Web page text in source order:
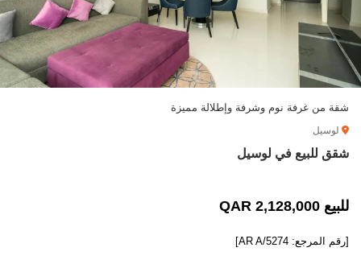
شقة من غرفة نوم وشرفة وإطلالة مميزة
لوسيل
شقق للبيع في لوسيل
للبيع 2,128,000 QAR
[رقم المرجع: AR A/5274]